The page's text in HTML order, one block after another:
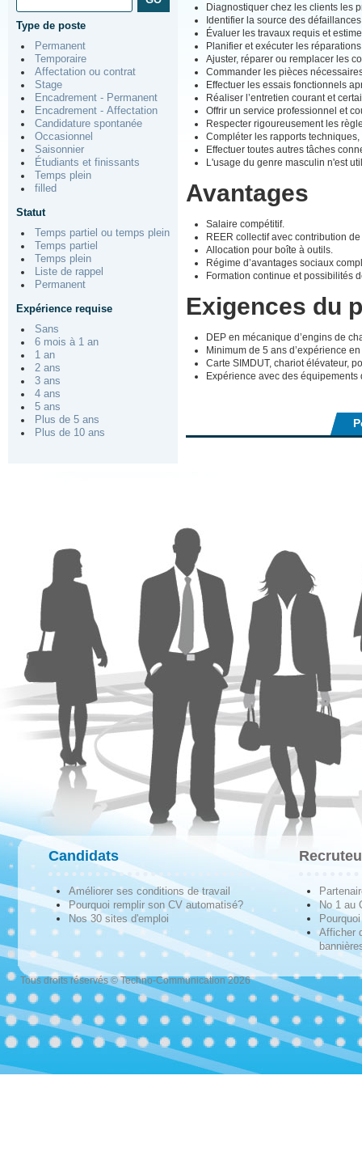
Type de poste
Permanent
Temporaire
Affectation ou contrat
Stage
Encadrement - Permanent
Encadrement - Affectation
Candidature spontanée
Occasionnel
Saisonnier
Étudiants et finissants
Temps plein
filled
Statut
Temps partiel ou temps plein
Temps partiel
Temps plein
Liste de rappel
Permanent
Expérience requise
Sans
6 mois à 1 an
1 an
2 ans
3 ans
4 ans
5 ans
Plus de 5 ans
Plus de 10 ans
Diagnostiquer chez les clients les
Identifier la source des
Évaluer les travaux requis et
Planifier et exécuter les
Ajuster, réparer ou remplacer les
Commander les pièces
Effectuer les essais fonctionnels
Réaliser l’entretien courant et
Offrir un service professionnel et
Respecter rigoureusement les
Compléter les rapports
Effectuer toutes autres tâches
L'usage du genre masculin n'est
Avantages
Salaire compétitif.
REER collectif avec contribution de
Allocation pour boîte à outils.
Régime d’avantages sociaux
Formation continue et possibilités
Exigences du
DEP en mécanique d’engins de
Minimum de 5 ans d’expérience
Carte SIMDUT, chariot élévateur,
Expérience avec des
Candidats
Améliorer ses conditions de travail
Pourquoi remplir son CV automatisé?
Nos 30 sites d'emploi
No 1 au
Afficher
Tous droits réservés © Techno-Communication 2026